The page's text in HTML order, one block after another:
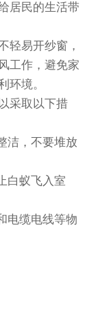
居民的生活带
轻易开纱窗，
工作，避免家
环境。
采取以下措
洁，不要堆放
白蚁飞入室
电缆电线等物